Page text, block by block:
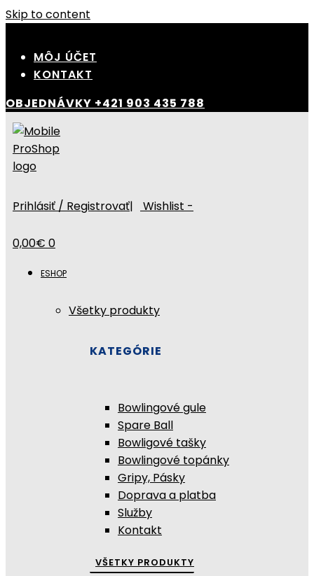
Skip to content
MÔJ ÚČET
KONTAKT
OBJEDNÁVKY +421 903 435 788
Prihlásiť / Registrovať| Wishlist -
0,00€ 0
ESHOP
Všetky produkty
KATEGÓRIE
Bowlingové gule
Spare Ball
Bowligové tašky
Bowlingové topánky
Gripy, Pásky
Doprava a platba
Služby
Kontakt
VŠETKY PRODUKTY